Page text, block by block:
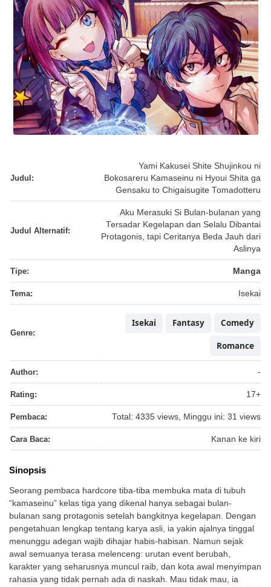
Judul:
Yami Kakusei Shite Shujinkou ni
Bokosareru Kamaseinu ni Hyoui Shita ga
Gensaku to Chigaisugite Tomadotteru
Judul Alternatif:
Aku Merasuki Si Bulan-bulanan yang
Tersadar Kegelapan dan Selalu Dibantai
Protagonis, tapi Ceritanya Beda Jauh dari
Aslinya
Tipe: Manga
Tema: Isekai
Genre:
Comedy
Fantasy
Isekai
Romance
Author: -
Rating: 17+
Pembaca: Total: 4335 views, Minggu ini: 31 views
Cara Baca: Kanan ke kiri
Sinopsis
Seorang pembaca hardcore tiba-tiba membuka mata di tubuh
“kamaseinu” kelas tiga yang dikenal hanya sebagai bulan-
bulanan sang protagonis setelah bangkitnya kegelapan. Dengan
pengetahuan lengkap tentang karya asli, ia yakin ajalnya tinggal
menunggu adegan wajib dihajar habis-habisan. Namun sejak
awal semuanya terasa melenceng: urutan event berubah,
karakter yang seharusnya muncul raib, dan kota awal menyimpan
rahasia yang tidak pernah ada di naskah. Mau tidak mau, ia